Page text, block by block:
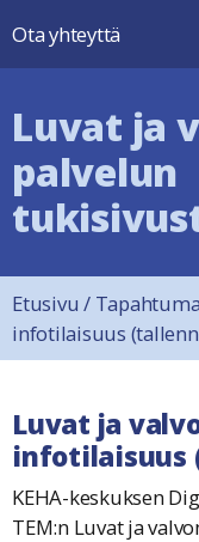
Ota yhteyttä
Luvat ja
palvelun
Etusivu /
infotilaisuus
Luvat ja
infotilaisuus
KEHA-keskuksen
TEM:n Luvat ja